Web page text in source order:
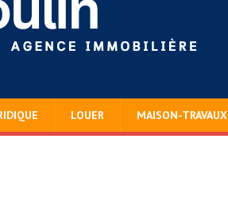
LOUER MAISON-TRAVAUX